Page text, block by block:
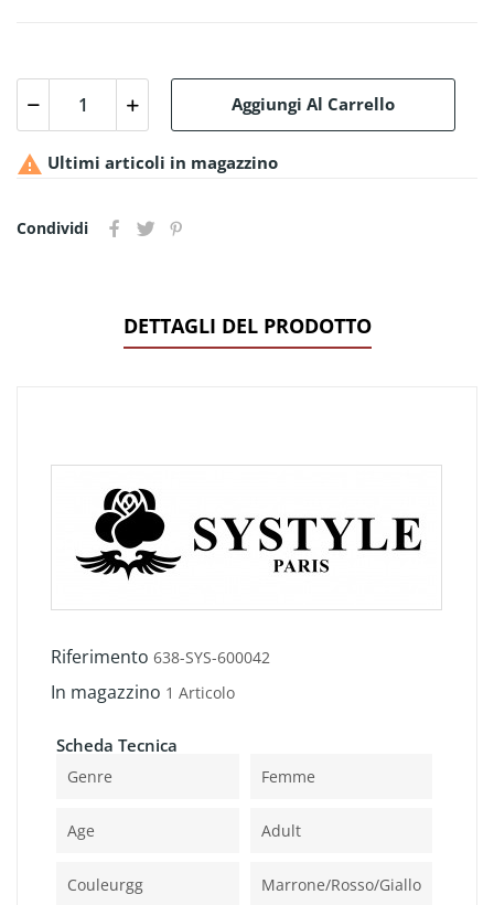
Aggiungi Al Carrello
 Ultimi articoli in magazzino
Condividi
DETTAGLI DEL PRODOTTO
Riferimento 638-SYS-600042
In magazzino 1 Articolo
Scheda Tecnica
Genre Femme
Age Adult
Couleurgg Marrone/rosso/giallo